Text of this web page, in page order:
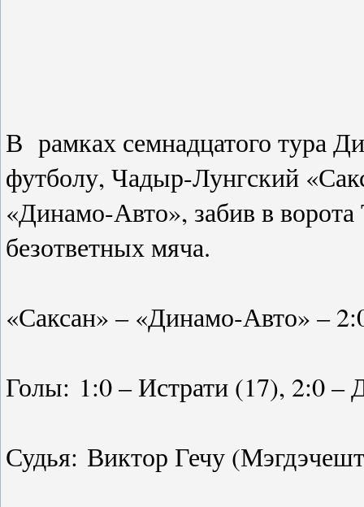
В рамках семнадцатого тура
футболу, Чадыр-Лунгский
«Динамо-Авто», забив в
безответных мяча.
«Саксан» – «Динамо-Авто» –
Голы: 1:0 – Истрати (17), 2:0
Судья: Виктор Гечу